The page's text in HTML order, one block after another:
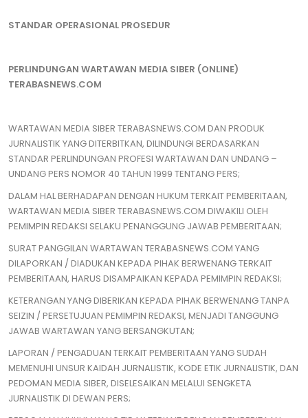
STANDAR OPERASIONAL PROSEDUR
PERLINDUNGAN WARTAWAN MEDIA SIBER (ONLINE)
TERABASNEWS.COM
WARTAWAN MEDIA SIBER TERABASNEWS.COM DAN PRODUK
JURNALISTIK YANG DITERBITKAN, DILINDUNGI BERDASARKAN
STANDAR PERLINDUNGAN PROFESI WARTAWAN DAN UNDANG –
UNDANG PERS NOMOR 40 TAHUN 1999 TENTANG PERS;
DALAM HAL BERHADAPAN DENGAN HUKUM TERKAIT PEMBERITAAN,
WARTAWAN MEDIA SIBER TERABASNEWS.COM DIWAKILI OLEH
PEMIMPIN REDAKSI SELAKU PENANGGUNG JAWAB PEMBERITAAN;
SURAT PANGGILAN WARTAWAN TERABASNEWS.COM YANG
DILAPORKAN / DIADUKAN KEPADA PIHAK BERWENANG TERKAIT
PEMBERITAAN, HARUS DISAMPAIKAN KEPADA PEMIMPIN REDAKSI;
KETERANGAN YANG DIBERIKAN KEPADA PIHAK BERWENANG TANPA
SEIZIN / PERSETUJUAN PEMIMPIN REDAKSI, MENJADI TANGGUNG
JAWAB WARTAWAN YANG BERSANGKUTAN;
LAPORAN / PENGADUAN TERKAIT PEMBERITAAN YANG SUDAH
MEMENUHI UNSUR KAIDAH JURNALISTIK, KODE ETIK JURNALISTIK, DAN
PEDOMAN MEDIA SIBER, DISELESAIKAN MELALUI SENGKETA
JURNALISTIK DI DEWAN PERS;